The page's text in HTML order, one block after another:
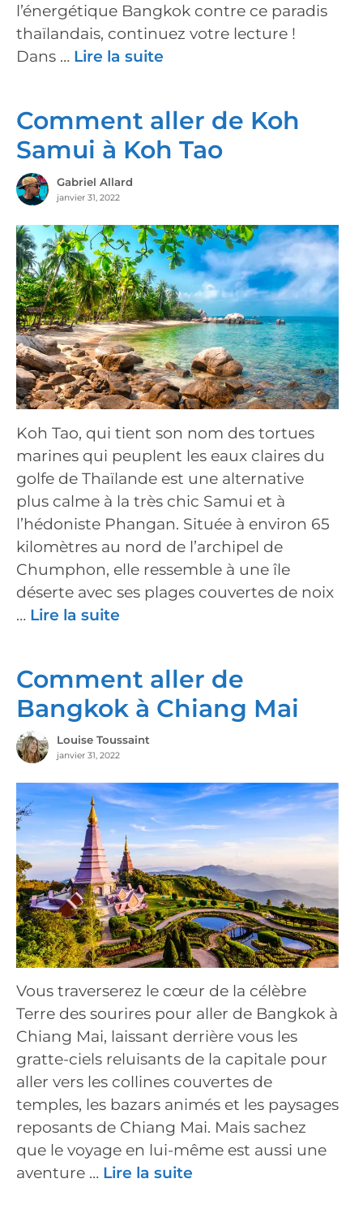
l’énergétique Bangkok contre ce paradis
thaïlandais, continuez votre lecture !
Dans … Lire la suite
Comment aller de Koh
Samui à Koh Tao
Gabriel Allard
janvier 31, 2022
Koh Tao, qui tient son nom des tortues
marines qui peuplent les eaux claires du
golfe de Thaïlande est une alternative
plus calme à la très chic Samui et à
l’hédoniste Phangan. Située à environ 65
kilomètres au nord de l’archipel de
Chumphon, elle ressemble à une île
déserte avec ses plages couvertes de noix
… Lire la suite
Comment aller de
Bangkok à Chiang Mai
Louise Toussaint
janvier 31, 2022
Vous traverserez le cœur de la célèbre
Terre des sourires pour aller de Bangkok à
Chiang Mai, laissant derrière vous les
gratte-ciels reluisants de la capitale pour
aller vers les collines couvertes de
temples, les bazars animés et les paysages
reposants de Chiang Mai. Mais sachez
que le voyage en lui-même est aussi une
aventure … Lire la suite